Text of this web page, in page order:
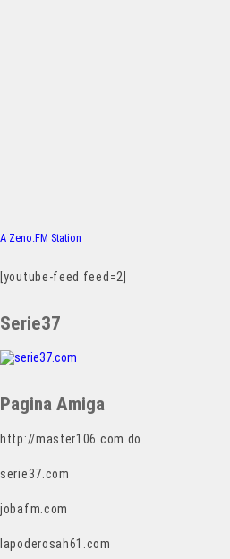
A Zeno.FM Station
[youtube-feed feed=2]
Serie37
Pagina Amiga
http://master106.com.do
serie37.com
jobafm.com
lapoderosah61.com